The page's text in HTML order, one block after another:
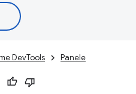
DevTools Panele